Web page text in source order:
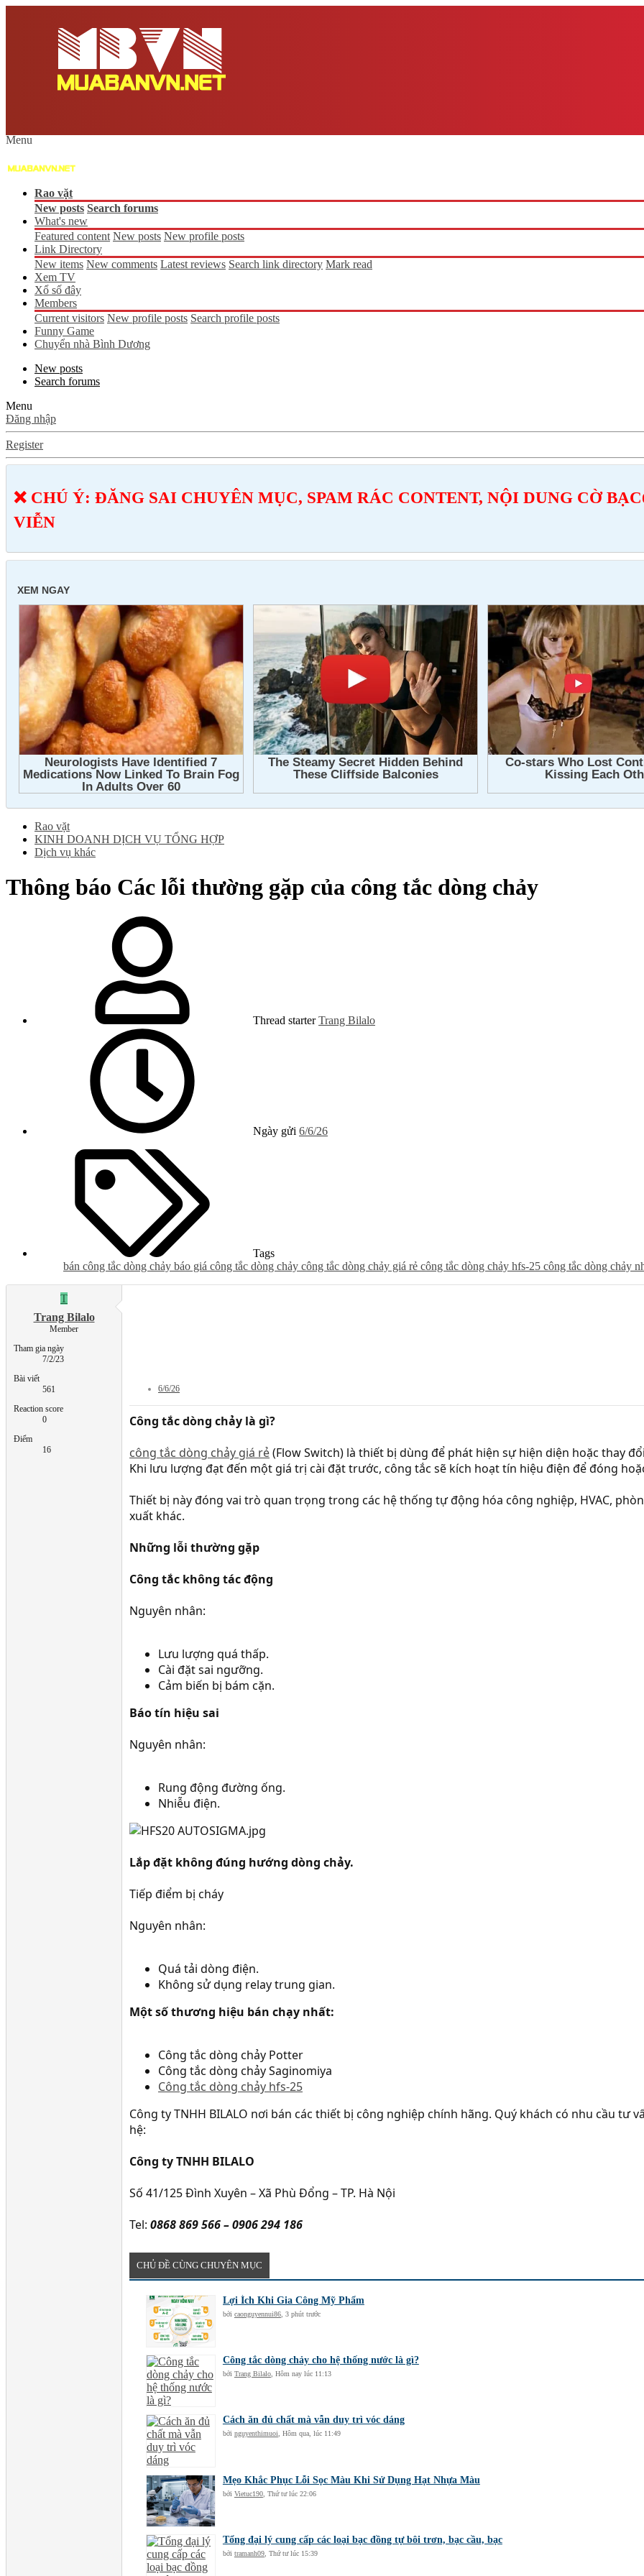
Menu
Rao vặt
New posts Search forums
What's new
Featured content New posts New profile posts
Link Directory
New items New comments Latest reviews Search link directory Mark read
Xem TV
Xổ số đây
Members
Current visitors New profile posts Search profile posts
Funny Game
Chuyển nhà Bình Dương
New posts
Search forums
Menu
Đăng nhập
Register
❌ CHÚ Ý: ĐĂNG SAI CHUYÊN MỤC, SPAM RÁC CONTENT, NỘI DUNG CỜ
VIỄN
Rao vặt
KINH DOANH DỊCH VỤ TỔNG HỢP
Dịch vụ khác
Thông báo Các lỗi thường gặp của công tắc dòng chảy
Thread starter Trang Bilalo
Ngày gửi 6/6/26
Tags
bán công tắc dòng chảy báo giá công tắc dòng chảy công tắc dòng chảy giá rẻ công tắc dòng chảy hfs-25 công tắc dòng chảy
T
Trang Bilalo
Member
Tham gia ngày
7/2/23
Bài viết
561
Reaction score
0
Điểm
16
6/6/26
Công tắc dòng chảy là gì?
công tắc dòng chảy giá rẻ(Flow Switch) là thiết bị dùng để phát hiện sự hiện diện hoặc thay
Khi lưu lượng đạt đến một giá trị cài đặt trước, công tắc sẽ kích hoạt tín hiệu điện để đóng
Thiết bị này đóng vai trò quan trọng trong các hệ thống tự động hóa công nghiệp, HVAC,
xuất khác.
Những lỗi thường gặp
Công tắc không tác động
Nguyên nhân:
Lưu lượng quá thấp.
Cài đặt sai ngưỡng.
Cảm biến bị bám cặn.
Báo tín hiệu sai
Nguyên nhân:
Rung động đường ống.
Nhiễu điện.
Lắp đặt không đúng hướng dòng chảy.
Tiếp điểm bị cháy
Nguyên nhân:
Quá tải dòng điện.
Không sử dụng relay trung gian.
Một số thương hiệu bán chạy nhất:
Công tắc dòng chảy Potter
Công tắc dòng chảy Saginomiya
Công tắc dòng chảy hfs-25
Công ty TNHH BILALO nơi bán các thiết bị công nghiệp chính hãng. Quý khách có nhu cầu tư
hệ:
Công ty TNHH BILALO
Số 41/125 Đình Xuyên – Xã Phù Đổng – TP. Hà Nội
Tel: 0868 869 566 – 0906 294 186
CHỦ ĐỀ CÙNG CHUYÊN MỤC
Lợi Ích Khi Gia Công Mỹ Phẩm
bởi caonguyennui86, 3 phút trước
Công tắc dòng chảy cho hệ thống nước là gì?
bởi Trang Bilalo, Hôm nay lúc 11:13
Cách ăn đủ chất mà vẫn duy trì vóc dáng
bởi nguyenthimuoi, Hôm qua, lúc 11:49
Mẹo Khắc Phục Lỗi Sọc Màu Khi Sử Dụng Hạt Nhựa Màu
bởi Vietuc190, Thứ tư lúc 22:06
Tổng đại lý cung cấp các loại bạc đồng tự bôi trơn, bạc cầu, bạc
bởi tramanh09, Thứ tư lúc 15:39